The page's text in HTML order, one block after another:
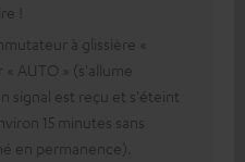
!
à glissière «
AUTO » (s'allume
signal est reçu et s'éteint
15 minutes sans
en permanence).